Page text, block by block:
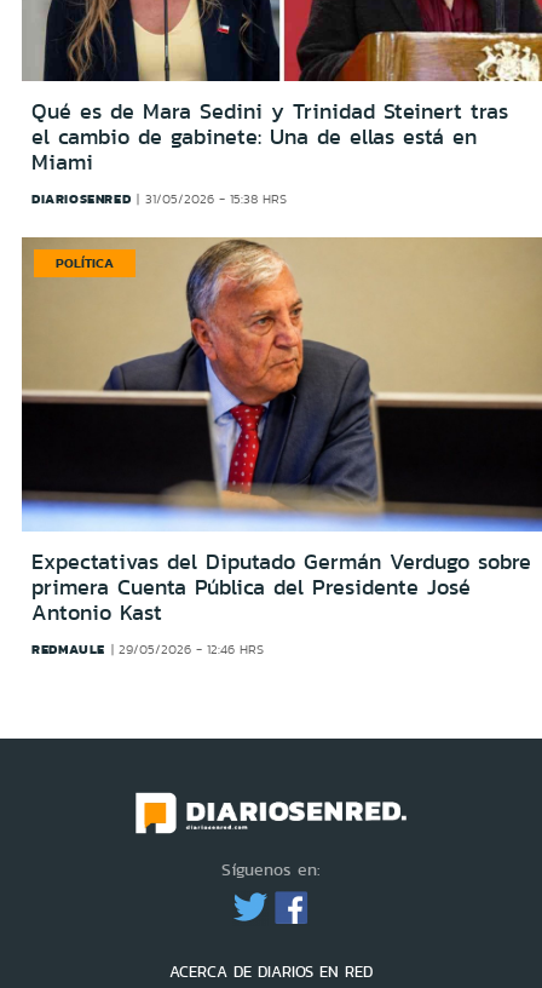
Qué es de Mara Sedini y Trinidad Steinert tras
el cambio de gabinete: Una de ellas está en
Miami
DIARIOSENRED 31/05/2026 - 15:38 HRS
POLÍTICA
Expectativas del Diputado Germán Verdugo sobre
primera Cuenta Pública del Presidente José
Antonio Kast
REDMAULE 29/05/2026 - 12:46 HRS
Síguenos en:
ACERCA DE DIARIOS EN RED